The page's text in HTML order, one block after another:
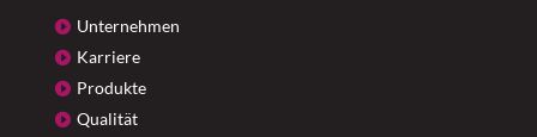
Unternehmen
Karriere
Produkte
Qualität